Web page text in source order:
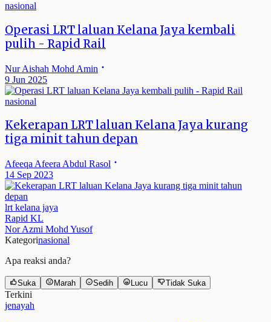
nasional
Operasi LRT laluan Kelana Jaya kembali
pulih - Rapid Rail
Nur Aishah Mohd Amin
9 Jun 2025
nasional
Kekerapan LRT laluan Kelana Jaya kurang
tiga minit tahun depan
Afeeqa Afeera Abdul Rasol
14 Sep 2023
lrt kelana jaya
Rapid KL
Nor Azmi Mohd Yusof
Kategorinasional
Apa reaksi anda?
Suka Marah Sedih Lucu Tidak Suka
Terkini
jenayah